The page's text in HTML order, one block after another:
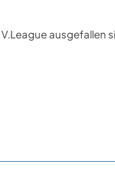
ausgefallen